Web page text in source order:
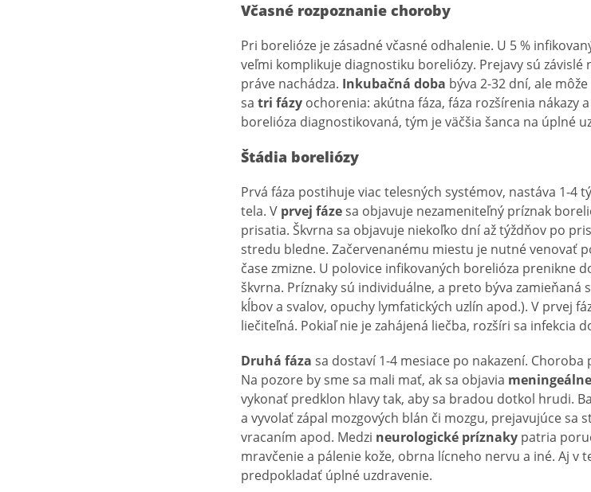
Včasné rozpoznanie choroby
Pri borelióze je zásadné včasné odhalenie. U 5 %
veľmi komplikuje diagnostiku boreliózy. Prejavy sú
práve nachádza. Inkubačná doba býva 2-32 dní, ale
sa tri fázy ochorenia: akútna fáza, fáza rozšírenia nákazy
borelióza diagnostikovaná, tým je väčšia šanca na úplné
Štádia boreliózy
Prvá fáza postihuje viac telesných systémov, nastáva 1-4
tela. V prvej fázesa objavuje nezameniteľný príznak
prisatia. Škvrna sa objavuje niekoľko dní až týždňov po
stredu bledne. Začervenanému miestu je nutné venovať
čase zmizne. U polovice infikovaných borelióza prenikne
škvrna. Príznaky sú individuálne, a preto býva zamieňaná
kĺbov a svalov, opuchy lymfatických uzlín apod.). V prvej
liečiteľná. Pokiaľ nie je zahájená liečba, rozšíri sa infekcia
Druhá fáza sa dostaví 1-4 mesiace po nakazení.
Na pozore by sme sa mali mať, ak sa objavia
vykonať predklon hlavy tak, aby sa bradou dotkol hrudi.
a vyvolať zápal mozgových blán či mozgu, prejavujúce sa
vracaním apod. Medzi neurologické príznaky patria
mravčenie a pálenie kože, obrna lícneho nervu a iné. Aj v
predpokladať úplné uzdravenie.